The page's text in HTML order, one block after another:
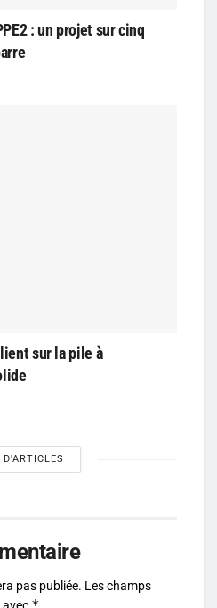
: un projet sur cinq
sur la pile à
D'ARTICLES
pas publiée. Les champs